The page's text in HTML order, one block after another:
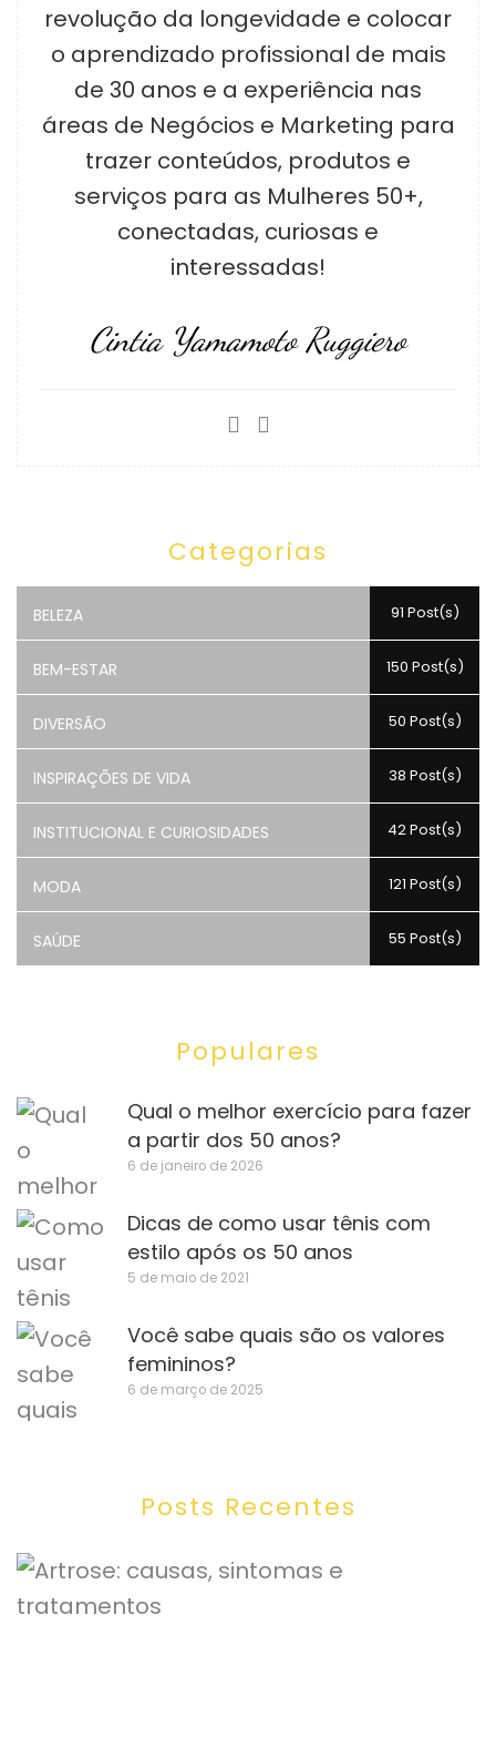
revolução da longevidade e colocar
o aprendizado profissional de mais
de 30 anos e a experiência nas
áreas de Negócios e Marketing para
trazer conteúdos, produtos e
serviços para as Mulheres 50+,
conectadas, curiosas e
interessadas!
Cintia Yamamoto Ruggiero
Categorias
BELEZA 91 Post(s)
BEM-ESTAR 150 Post(s)
DIVERSÃO 50 Post(s)
INSPIRAÇÕES DE VIDA 38 Post(s)
INSTITUCIONAL E CURIOSIDADES 42 Post(s)
MODA 121 Post(s)
SAÚDE 55 Post(s)
Populares
Qual o melhor exercício para fazer
a partir dos 50 anos?
6 de janeiro de 2026
Dicas de como usar tênis com
estilo após os 50 anos
5 de maio de 2021
Você sabe quais são os valores
femininos?
6 de março de 2025
Posts Recentes